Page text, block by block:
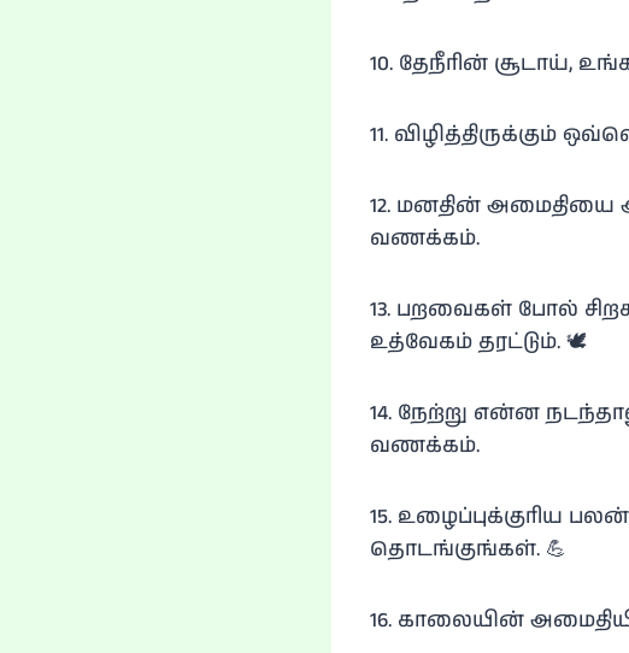
10. தேநீரின் சூடாய்,
11. விழித்திருக்கும்
12. மனதின் அமைதியை
வணக்கம்.
13. பறவைகள் போல்
உத்வேகம் தரட்டும். 🕊️
14. நேற்று என்ன
வணக்கம்.
15. உழைப்புக்குரிய
தொடங்குங்கள். 💪
16. காலையின்